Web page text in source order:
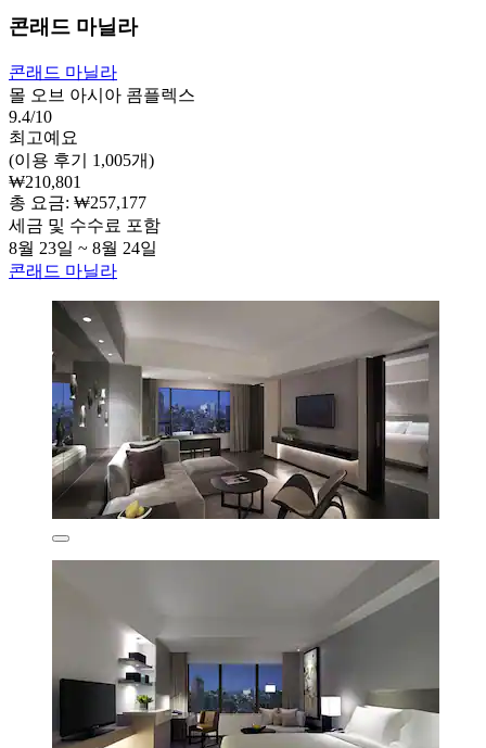
콘래드 마닐라
콘래드 마닐라
몰 오브 아시아 콤플렉스
9.4/10
최고예요
(이용 후기 1,005개)
₩210,801
총 요금: ₩257,177
세금 및 수수료 포함
8월 23일 ~ 8월 24일
콘래드 마닐라